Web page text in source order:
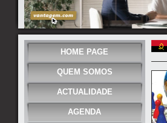
HOME PAGE
QUEM SOMOS
ACTUALIDADE
AGENDA